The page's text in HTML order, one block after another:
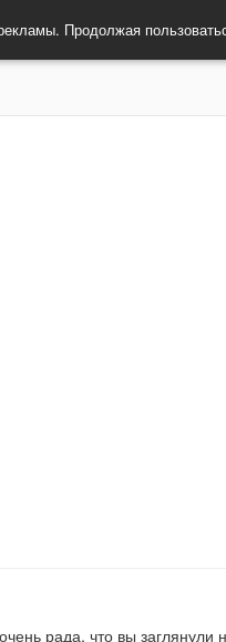
Продолжая
рада, что вы